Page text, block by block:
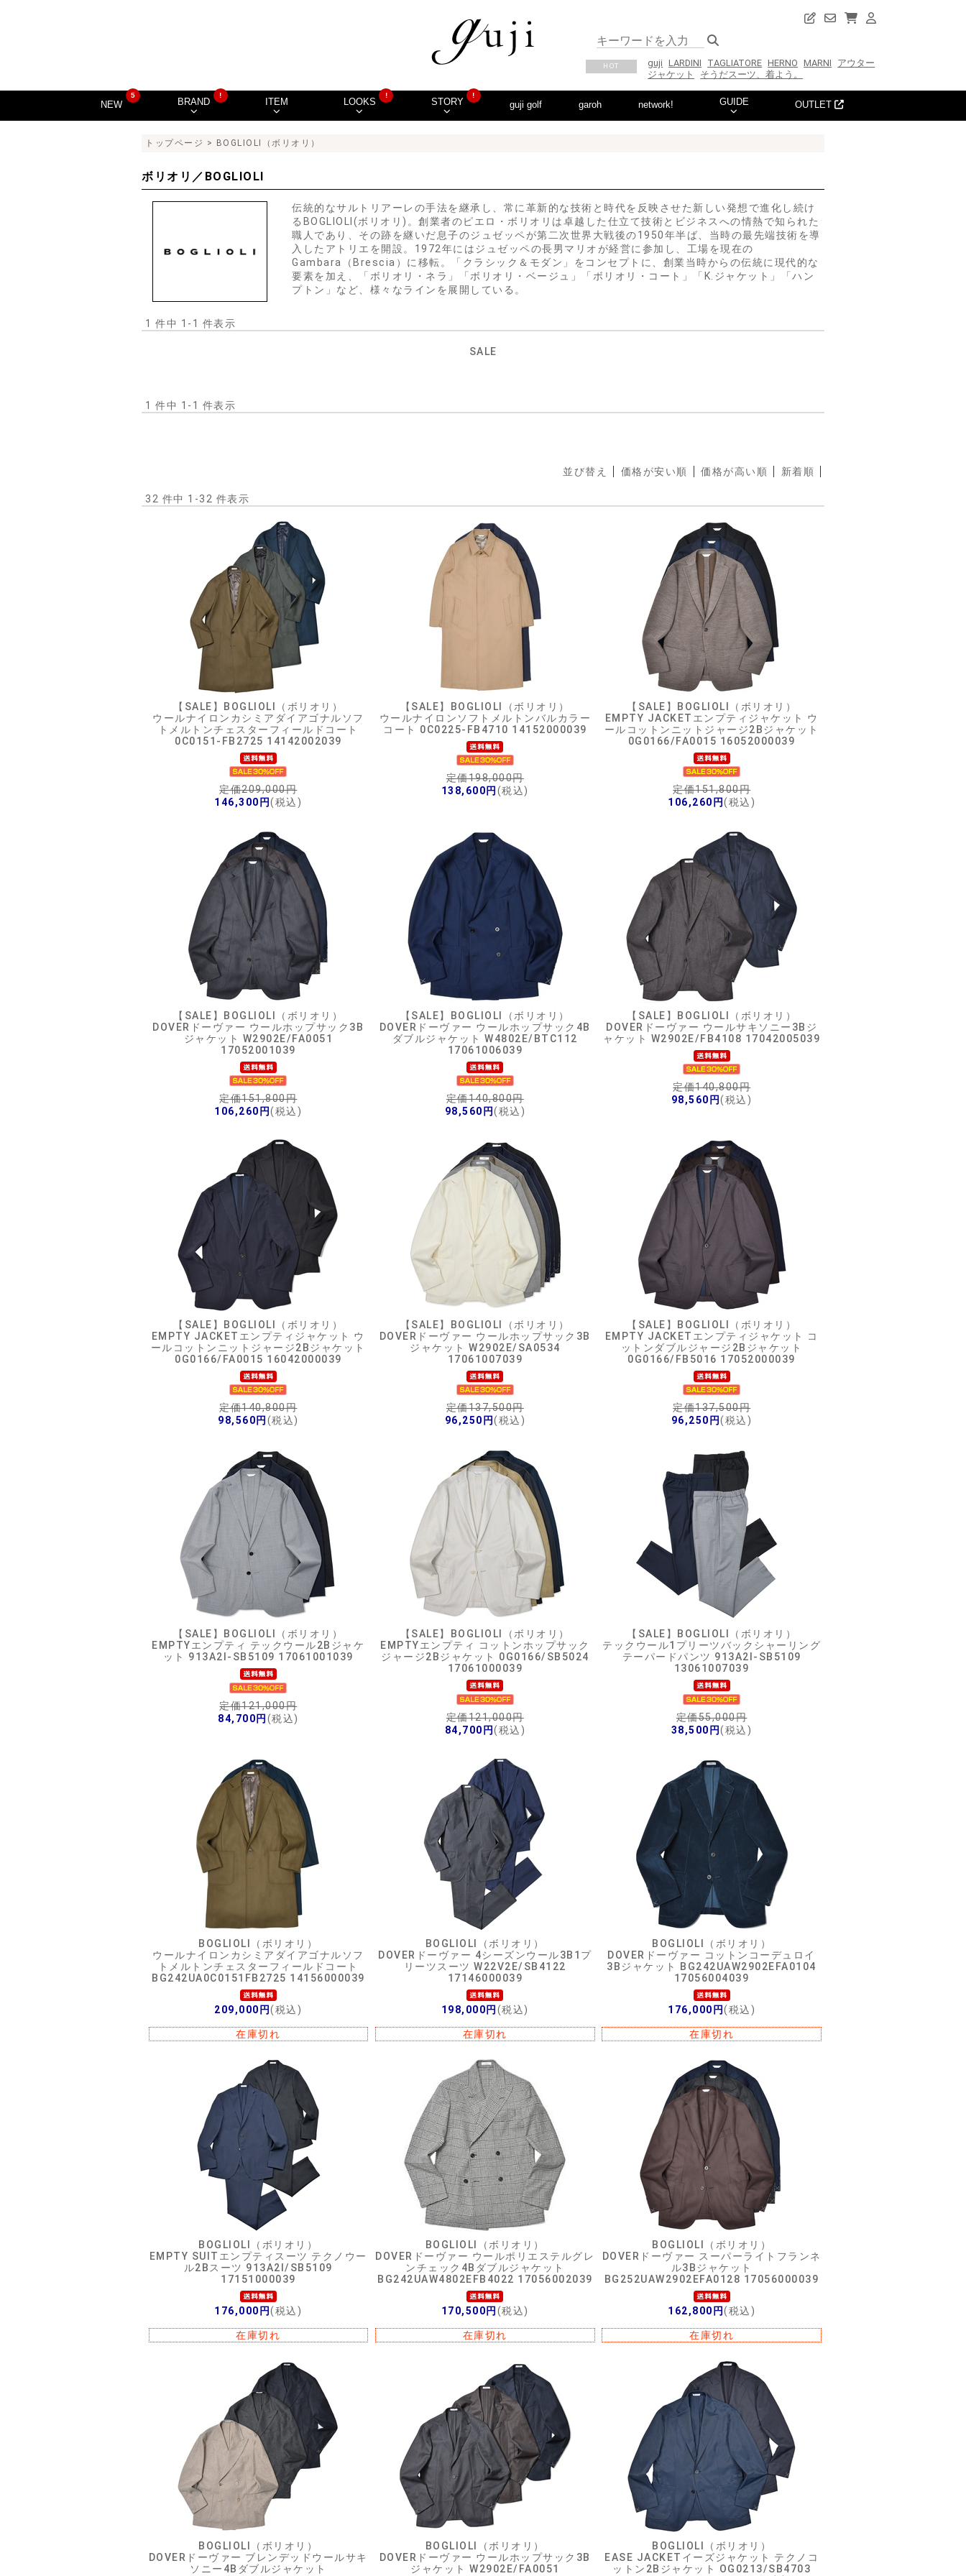
HOT guji LARDINI TAGLIATORE HERNO MARNI
アウター
ジャケット
そうだスーツ、着よう。
NEW
5
BRAND
!
ITEM LOOKS
!
STORY
!
guji golf garoh network! GUIDE OUTLET
トップページ > BOGLIOLI（ボリオリ）
ボリオリ／BOGLIOLI
伝統的なサルトリアーレの手法を継承し、常に革新的な技術と時代を反映させた新しい発想で進化し続け
るBOGLIOLI(ボリオリ)。創業者のピエロ・ボリオリは卓越した仕立て技術とビジネスへの情熱で知られた
職人であり、その跡を継いだ息子のジュゼッペが第二次世界大戦後の1950年半ば、当時の最先端技術を導
入したアトリエを開設。1972年にはジュゼッペの長男マリオが経営に参加し、工場を現在の
Gambara（Brescia）に移転。「クラシック＆モダン」をコンセプトに、創業当時からの伝統に現代的な
要素を加え、「ボリオリ・ネラ」「ボリオリ・ベージュ」「ボリオリ・コート」「K.ジャケット」「ハン
プトン」など、様々なラインを展開している。
1 件中 1-1 件表示
SALE
1 件中 1-1 件表示
並び替え 価格が安い順 価格が高い順 新着順
32 件中 1-32 件表示
【SALE】 BOGLIOLI（ボリオリ）
ウールナイロンカシミアダイアゴナルソフ
トメルトンチェスターフィールドコート
0C0151-FB2725 14142002039
定価209,000円
146,300円(税込)
【SALE】 BOGLIOLI（ボリオリ）
ウールナイロンソフトメルトンバルカラー
コート 0C0225-FB4710 14152000039
定価198,000円
138,600円 (税込)
【SALE】 BOGLIOLI（ボリオリ）
EMPTY JACKETエンプティジャケット ウ
ールコットンニットジャージ2Bジャケット
0G0166/FA0015 16052000039
定価151,800円
106,260円(税込)
【SALE】 BOGLIOLI（ボリオリ）
DOVERドーヴァー ウールホップサック3B
ジャケット W2902E/FA0051
17052001039
定価151,800円
106,260円(税込)
【SALE】
BOGLIOLI（ボリオリ）
DOVERドーヴァー ウールホップサック4B
ダブルジャケット W4802E/BTC112
17061006039
定価140,800円
98,560円(税込)
【SALE】
BOGLIOLI（ボリオリ）
DOVERドーヴァー ウールサキソニー3Bジ
ャケット W2902E/FB4108 17042005039
定価140,800円
98,560円(税込)
【SALE】 BOGLIOLI（ボリオリ）
EMPTY JACKETエンプティジャケット ウ
ールコットンニットジャージ2Bジャケット
0G0166/FA0015 16042000039
定価140,800円
98,560円 (税込)
【SALE】
BOGLIOLI（ボリオリ）
DOVERドーヴァー ウールホップサック3B
ジャケット W2902E/SA0534
17061007039
定価137,500円
96,250円(税込)
【SALE】
BOGLIOLI（ボリオリ）
EMPTY JACKETエンプティジャケット コ
ットンダブルジャージ2Bジャケット
0G0166/FB5016 17052000039
定価137,500円
96,250円(税込)
【SALE】 BOGLIOLI（ボリオリ）
EMPTYエンプティ テックウール2Bジャケ
ット 913A2I-SB5109 17061001039
定価121,000円
84,700円 (税込)
【SALE】
BOGLIOLI（ボリオリ）
EMPTYエンプティ コットンホップサック
ジャージ2Bジャケット 0G0166/SB5024
17061000039
定価121,000円
84,700円(税込)
【SALE】
BOGLIOLI（ボリオリ）
テックウール1プリーツバックシャーリング
テーパードパンツ 913A2I-SB5109
13061007039
定価55,000円
38,500円(税込)
BOGLIOLI（ボリオリ）
ウールナイロンカシミアダイアゴナルソフ
トメルトンチェスターフィールドコート
BG242UA0C0151FB2725 14156000039
209,000円(税込)
在庫切れ
BOGLIOLI（ボリオリ）
DOVERドーヴァー 4シーズンウール3B1プ
リーツスーツ W22V2E/SB4122
17146000039
198,000円 (税込)
在庫切れ
BOGLIOLI（ボリオリ）
DOVERドーヴァー コットンコーデュロイ
3Bジャケット BG242UAW2902EFA0104
17056004039
176,000円(税込)
在庫切れ
BOGLIOLI（ボリオリ）
EMPTY SUITエンプティスーツ テクノウー
ル2Bスーツ 913A2I/SB5109
17151000039
176,000円(税込)
在庫切れ
BOGLIOLI（ボリオリ）
DOVERドーヴァー ウールポリエステルグレ
ンチェック4Bダブルジャケット
BG242UAW4802EFB4022 17056002039
170,500円 (税込)
在庫切れ
BOGLIOLI（ボリオリ）
DOVERドーヴァー スーパーライトフランネ
ル3Bジャケット
BG252UAW2902EFA0128 17056000039
162,800円(税込)
在庫切れ
BOGLIOLI（ボリオリ）
DOVERドーヴァー ブレンデッドウールサキ
ソニー4Bダブルジャケット
BOGLIOLI（ボリオリ）
DOVERドーヴァー ウールホップサック3B
ジャケット W2902E/FA0051
BOGLIOLI（ボリオリ）
EASE JACKETイーズジャケット テクノコ
ットン2Bジャケット OG0213/SB4703